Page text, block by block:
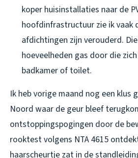
koper huisinstallaties naar de
hoofdinfrastructuur zie ik vaak
afdichtingen zijn verouderd.
hoeveelheden gas door die
badkamer of toilet.
Ik heb vorige maand nog een klus
Noord waar de geur bleef
ontstoppingspogingen door de
rooktest volgens NTA 4615
haarscheurtje zat in de